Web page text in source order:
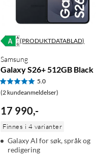
(PRODUKTDATABLAD)
Samsung
Galaxy S26+ 512GB Black
5.0
(2 kundeanmeldelser)
17 990,-
Finnes i 4 varianter
Galaxy AI for søk, språk og
redigering